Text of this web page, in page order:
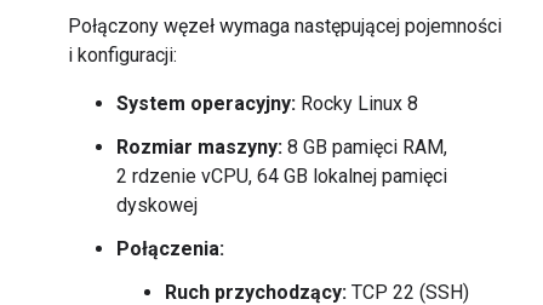
Połączony węzeł wymaga następującej pojemności
i konfiguracji:
System operacyjny: Rocky Linux 8
Rozmiar maszyny: 8 GB pamięci RAM,
2 rdzenie vCPU, 64 GB lokalnej pamięci
dyskowej
Połączenia:
Ruch przychodzący: TCP 22 (SSH)